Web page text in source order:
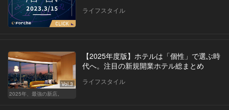
ライフスタイル
Vol.3
2025年、最強の新店。
【2025年度版】ホテルは「個性」で選ぶ時
代へ。注目の新規開業ホテル総まとめ
ライフスタイル